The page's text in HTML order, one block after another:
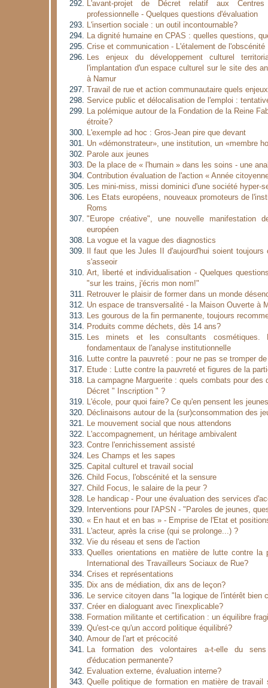
L'avant-projet de Décret relatif aux
professionnelle - Quelques questions d'évaluation
L'insertion sociale : un outil incontournable?
La dignité humaine en CPAS : quelles questions,
Crise et communication - L'étalement de l'obscénité
Les enjeux du développement culturel
l'implantation d'un espace culturel sur le site des
à Namur
Travail de rue et action communautaire quels
Service public et délocalisation de l'emploi :
La polémique autour de la Fondation de la Reine
étroite?
L'exemple ad hoc : Gros-Jean pire que devant
Un «démonstrateur», une institution, un «membre
Parole aux jeunes
De la place de « l'humain » dans les soins - une
Contribution évaluation de l'action « Année
Les mini-miss, missi dominici d'une société hyper-
Les Etats européens, nouveaux promoteurs de
Roms
"Europe créative", une nouvelle manifestation
européen
La vogue et la vague des diagnostics
Il faut que les Jules II d'aujourd'hui soient
s'asseoir
Art, liberté et individualisation - Quelques
"sur les trains, j'écris mon nom!"
Retrouver le plaisir de former dans un monde
Un espace de transversalité - la Maison Ouverte à
Les gourous de la fin permanente, toujours
Produits comme déchets, dès 14 ans?
Les minets et les consultants cosmétiques.
fondamentaux de l'analyse institutionnelle
Lutte contre la pauvreté : pour ne pas se tromper
Etude : Lutte contre la pauvreté et figures de la
La campagne Marguerite : quels combats pour des
Décret " Inscription " ?
L'école, pour quoi faire? Ce qu'en pensent les jeunes
Déclinaisons autour de la (sur)consommation des
Le mouvement social que nous attendons
L'accompagnement, un héritage ambivalent
Contre l'enrichissement assisté
Les Champs et les sapes
Capital culturel et travail social
Child Focus, l'obscénité et la sensure
Child Focus, le salaire de la peur ?
Le handicap - Pour une évaluation des services
Interventions pour l'APSN - "Paroles de jeunes,
« En haut et en bas » - Emprise de l'Etat et
L'acteur, après la crise (qui se prolonge...) ?
Vie du réseau et sens de l'action
Quelles orientations en matière de lutte contre la
International des Travailleurs Sociaux de Rue?
Crises et représentations
Dix ans de médiation, dix ans de leçon?
Le service citoyen dans "la logique de l'intérêt bien
Créer en dialoguant avec l'inexplicable?
Formation militante et certification : un équilibre
Qu'est-ce qu'un accord politique équilibré?
Amour de l'art et précocité
La formation des volontaires a-t-elle du
d'éducation permanente?
Evaluation externe, évaluation interne?
Quelle politique de formation en matière de travail